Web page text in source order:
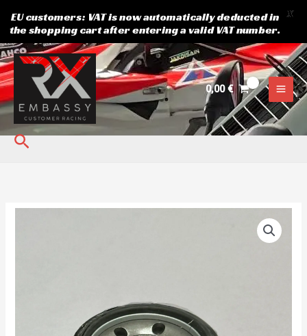
Skip
to
content
0,00€
Search
EU customers: VAT is now automatically deducted in
the shopping cart after entering a valid VAT number.
X